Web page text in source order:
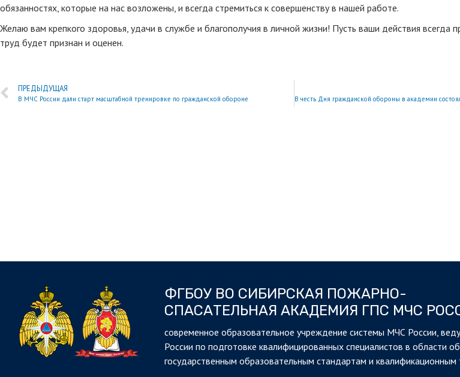
обязанностях, которые на нас возложены, и всегда стремиться к совершенству в нашей работе.
Желаю вам крепкого здоровья, удачи в службе и благополучия в личной жизни! Пусть ваши действия всегда
труд будет признан и оценен.
ПРЕДЫДУЩАЯ
В МЧС России дали старт масштабной тренировке по гражданской обороне
ФГБОУ ВО СИБИРСКАЯ ПОЖАРНО-
СПАСАТЕЛЬНАЯ АКАДЕМИЯ ГПС МЧС
cовременное образовательное учреждение системы МЧС России,
России по подготовке квалифицированных специалистов в области
государственным образовательным стандартам и квалификационным